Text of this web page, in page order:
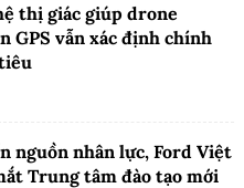
thị giác giúp drone
GPS vẫn xác định chính
nguồn nhân lực, Ford Việt
Trung tâm đào tạo mới